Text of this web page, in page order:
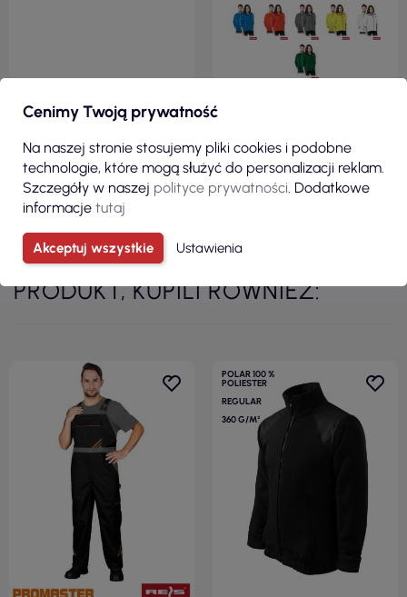
ZOBACZ
Zobacz wszystkie produkty z kategorii
KLIENCI, KTÓRZY ZAKUPILI TEN
PRODUKT, KUPILI RÓWNIEŻ:
POLAR 100 %
POLIESTER
REGULAR
360 G/M²
Cenimy Twoją prywatność
Na naszej stronie stosujemy pliki cookies i podobne
technologie, które mogą służyć do personalizacji reklam.
Szczegóły w naszej polityce prywatności. Dodatkowe
informacje tutaj
Akceptuj wszystkie Ustawienia